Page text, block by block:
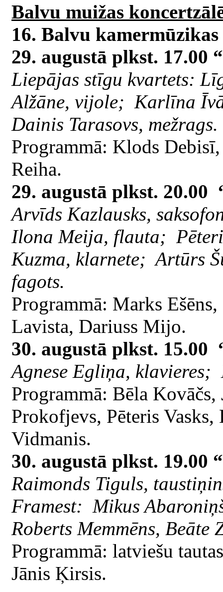
Balvu muižas
16. Balvu
29. augustā plkst. 17.00
Liepājas stīgu kvartets:
Alžāne, vijole; Karlīna
Dainis Tarasovs, mežrags.
Programmā: Klods
Reiha.
29. augustā plkst. 20.00
Arvīds Kazlausks,
Ilona Meija, flauta;
Kuzma, klarnete; Artūrs
fagots.
Programmā: Marks
Lavista, Dariuss Mijo.
30. augustā plkst. 15.00
Agnese Egliņa,
Programmā: Bēla Kovāčs,
Prokofjevs, Pēteris
Vidmanis.
30. augustā plkst. 19.00
Raimonds Tiguls,
Framest: Mikus
Roberts Memmēns, Beāte
Programmā: latviešu
Jānis Ķirsis.